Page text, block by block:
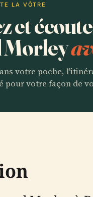
LA VÔTRE
et
Morley
votre poche,
pour votre façon de